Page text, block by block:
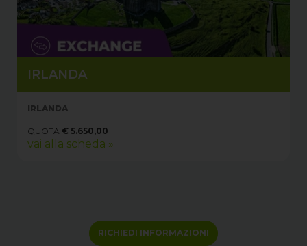
IRLANDA
IRLANDA
QUOTA € 5.650,00
vai alla scheda »
RICHIEDI INFORMAZIONI